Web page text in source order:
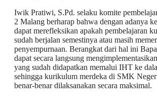
Iwik Pratiwi, S.Pd. selaku komite
2 Malang berharap bahwa dengan adanya
dapat merefleksikan apakah pembelajaran
sudah berjalan semestinya atau masih
penyempurnaan. Berangkat dari hal ini
dapat secara langsung
yang sudah didapatkan memalui IHT ke
sehingga kurikulum merdeka di SMK
benar-benar dilaksanakan secara maksimal.